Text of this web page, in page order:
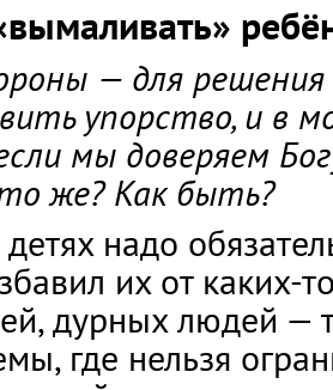
— для решения
упорство, и в
мы доверяем
же? Как быть?
надо
их от каких-
дурных людей —
где нельзя